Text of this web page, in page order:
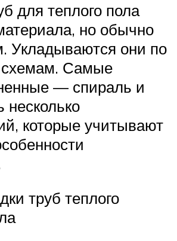
для теплого пола
но обычно
Укладываются они по
схемам. Самые
— спираль и
несколько
которые учитывают
труб теплого